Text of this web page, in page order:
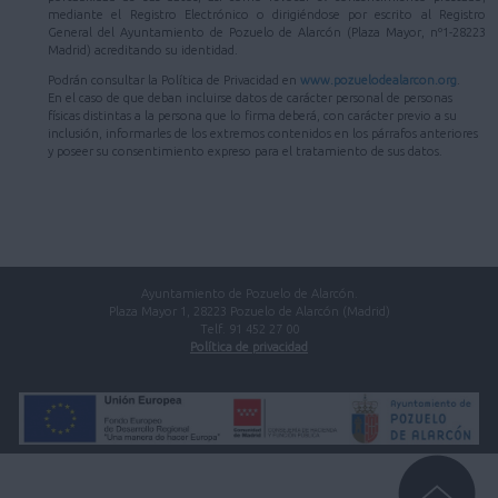
mediante el Registro Electrónico o dirigiéndose por escrito al Registro
General del Ayuntamiento de Pozuelo de Alarcón (Plaza Mayor, nº1-28223
Madrid) acreditando su identidad.
Podrán consultar la Política de Privacidad en www.pozuelodealarcon.org
En el caso de que deban incluirse datos de carácter personal de personas
físicas distintas a la persona que lo firma deberá, con carácter previo a su
inclusión, informarles de los extremos contenidos en los párrafos anteriores
y poseer su consentimiento expreso para el tratamiento de sus datos.
Ayuntamiento de Pozuelo de Alarcón.
Plaza Mayor 1, 28223 Pozuelo de Alarcón (Madrid)
Telf. 91 452 27 00
Política de privacidad